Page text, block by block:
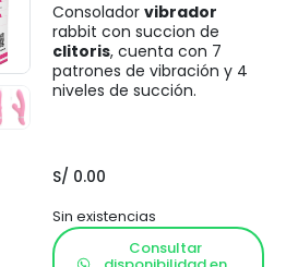
Consolador vibrador
rabbit con succion de
clitoris, cuenta con 7
patrones de vibración y 4
niveles de succión.
S/ 0.00
Sin existencias
Consultar